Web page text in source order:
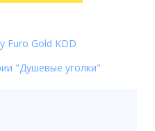
Furo Gold KDD
"Душевые уголки"